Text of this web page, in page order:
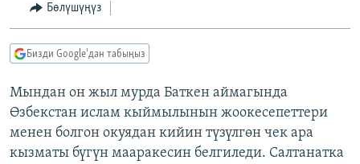
МАДАНИЯТ
ТВ ПРОГРАММАЛАР
ЭКСПЕРТТЕР ТАЛДАЙТ
БИЗ ЖАНА ДҮЙНӨ
ДАНИСТЕ
ЭЖЕ-СИҢДИЛЕР
ӨЗГӨЧӨ ПИКИР
Русский
ОНЛАЙН ШЕРИНЕ
Бөлүшүңүз
Бизди Google'дан табыңыз
Мындан он жыл мурда Баткен аймагында
Өзбекстан ислам кыймылынын жоокесепеттери
менен болгон окуядан кийин түзүлгөн чек ара
кызматы бүгүн мааракесин белгиледи. Салтанатка